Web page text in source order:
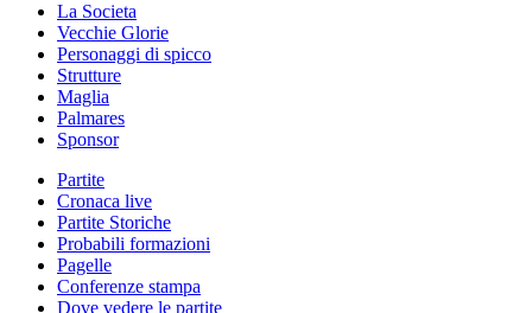
La Societa
Vecchie Glorie
Personaggi di spicco
Strutture
Maglia
Palmares
Sponsor
Partite
Cronaca live
Partite Storiche
Probabili formazioni
Pagelle
Conferenze stampa
Dove vedere le partite